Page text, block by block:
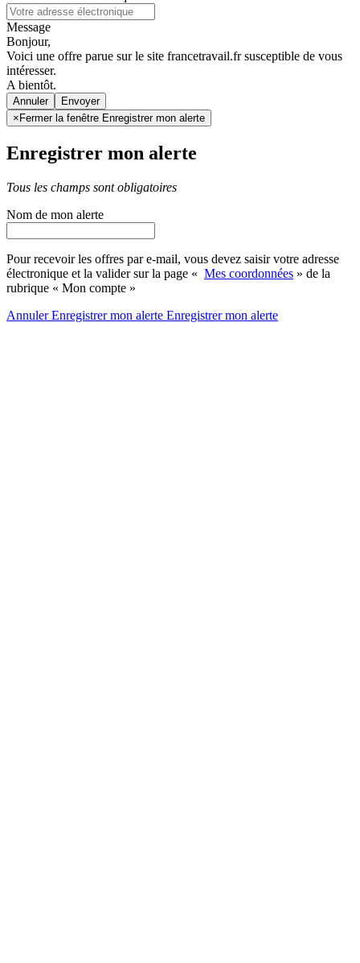
Message
Bonjour,
Voici une offre parue sur le site francetravail.fr susceptible de vous
intéresser.
A bientôt.
Annuler
× Fermer la fenêtre Enregistrer mon alerte
Enregistrer mon alerte
Tous les champs sont obligatoires
Nom de mon alerte
Pour recevoir les offres par e-mail, vous devez saisir votre adresse
électronique et la valider sur la page « Mes coordonnées » de la
rubrique « Mon compte »
AnnulerEnregistrer mon alerte Enregistrermon alerte